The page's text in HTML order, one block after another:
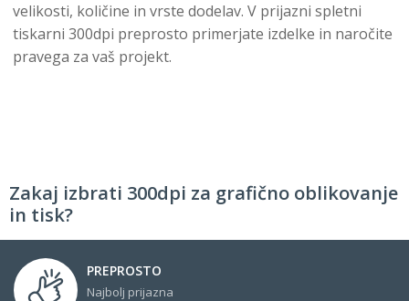
velikosti, količine in vrste dodelav. V prijazni spletni
tiskarni 300dpi preprosto primerjate izdelke in naročite
pravega za vaš projekt.
Zakaj izbrati 300dpi za grafično oblikovanje
in tisk?
PREPROSTO
Najbolj prijazna